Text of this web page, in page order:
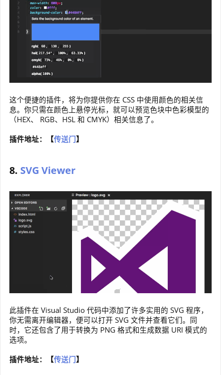
这个便捷的插件，将为你提供你在 CSS 中使用颜色的相关信
息。你只需在颜色上悬停光标，就可以预览色块中色彩模型的
（HEX、 RGB、HSL 和 CMYK）相关信息了。
插件地址：【传送门】
8. SVG Viewer
此插件在 Visual Studio 代码中添加了许多实用的 SVG 程序，
你无需离开编辑器，便可以打开 SVG 文件并查看它们。同
时，它还包含了用于转换为 PNG 格式和生成数据 URI 模式的
选项。
插件地址：【传送门】